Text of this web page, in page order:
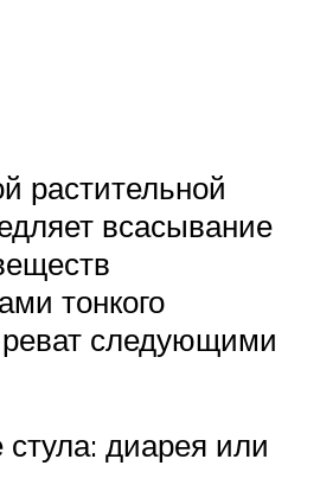
растительной
всасывание
тонкого
следующими
диарея или